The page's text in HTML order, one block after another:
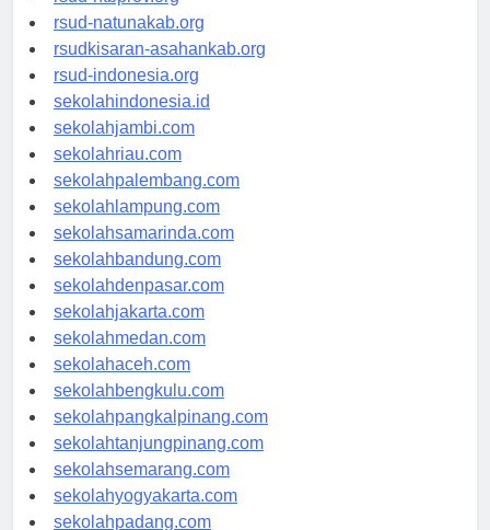
rsud-ntbprov.org
rsud-natunakab.org
rsudkisaran-asahankab.org
rsud-indonesia.org
sekolahindonesia.id
sekolahjambi.com
sekolahriau.com
sekolahpalembang.com
sekolahlampung.com
sekolahsamarinda.com
sekolahbandung.com
sekolahdenpasar.com
sekolahjakarta.com
sekolahmedan.com
sekolahaceh.com
sekolahbengkulu.com
sekolahpangkalpinang.com
sekolahtanjungpinang.com
sekolahsemarang.com
sekolahyogyakarta.com